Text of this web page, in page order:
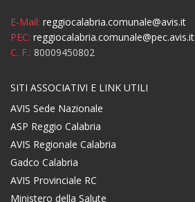
E-Mail: reggiocalabria.comunale@avis.it
PEC: reggiocalabria.comunale@pec.avis.it
C. F.: 80009450802
SITI ASSOCIATIVI E LINK UTILI
AVIS Sede Nazionale
ASP Reggio Calabria
AVIS Regionale Calabria
Gadco Calabria
AVIS Provinciale RC
Ministero della Salute